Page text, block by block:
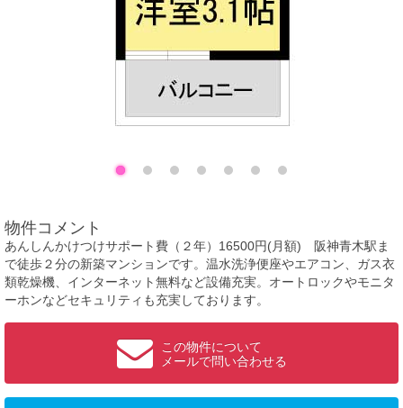
物件コメント
あんしんかけつけサポート費（２年）16500円(月額) 阪神青木駅ま
で徒歩２分の新築マンションです。温水洗浄便座やエアコン、ガス衣
類乾燥機、インターネット無料など設備充実。オートロックやモニタ
ーホンなどセキュリティも充実しております。
この物件について
メールで問い合わせる